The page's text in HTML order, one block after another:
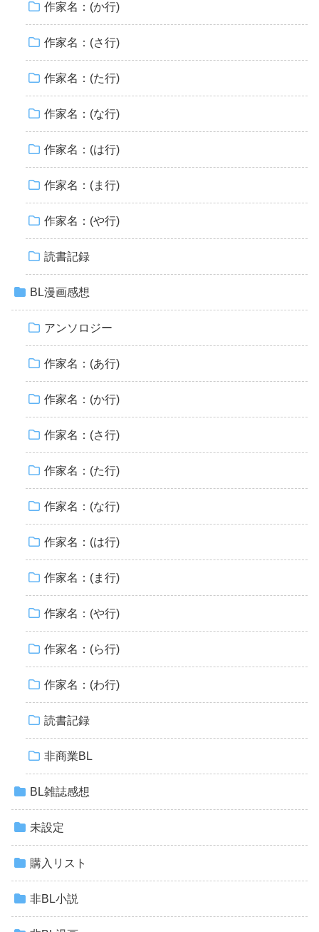
作家名：(か行)
作家名：(さ行)
作家名：(た行)
作家名：(な行)
作家名：(は行)
作家名：(ま行)
作家名：(や行)
読書記録
BL漫画感想
アンソロジー
作家名：(あ行)
作家名：(か行)
作家名：(さ行)
作家名：(た行)
作家名：(な行)
作家名：(は行)
作家名：(ま行)
作家名：(や行)
作家名：(ら行)
作家名：(わ行)
読書記録
非商業BL
BL雑誌感想
未設定
購入リスト
非BL小説